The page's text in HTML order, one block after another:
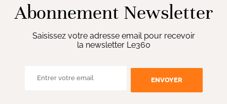
Abonnement Newsletter
Saisissez votre adresse email pour recevoir
la newsletter Le360
ENVOYER